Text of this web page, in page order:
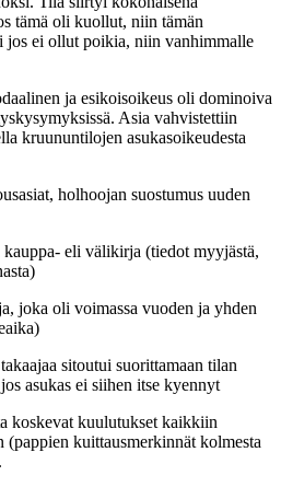
tämä oli kuollut, niin tämän
jos ei ollut poikia, niin vanhimmalle
ja esikoisoikeus oli dominoiva
Asia vahvistettiin
kruununtilojen asukasoikeudesta
holhoojan suostumus uuden
eli välikirja (tiedot myyjästä,
joka oli voimassa vuoden ja yhden
sitoutui suorittamaan tilan
asukas ei siihen itse kyennyt
koskevat kuulutukset kaikkiin
kuittausmerkinnät kolmesta